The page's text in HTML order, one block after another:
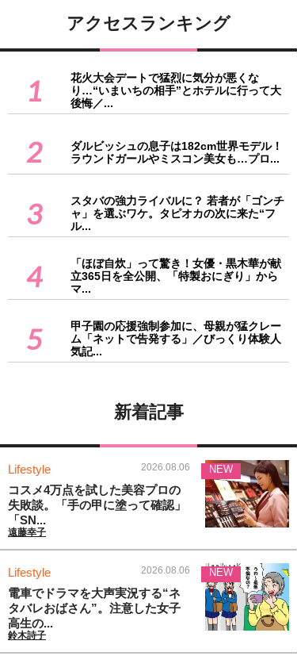
アクセスランキング
1
花火大会デートで猛烈に気分が悪くな
り…“いまいちの相手”とホテルに行って大
後悔／...
2
ダルビッシュの息子は182cm世界モデル！
ラウンドガールやミスコン美女も…プロ...
3
スタバの強力ライバルに？ 若者が「ゴンチ
ャ」を選ぶワケ。タピオカの次に来た“フ
ル...
4
「ほぼ自炊」って驚き！女優・黒木華が献
立365日を全公開、「特製おにぎり」から
マ...
5
甲子園の応援強制参加に、母親が猛クレー
ム「ネットで告発する」／びっくり体験人
気記...
新着記事
Lifestyle 2026.08.06
コスメ4万点を試した美容プロの
失敗談。「手の甲に塗って確認」
「SN...
遠藤幸子
NEW
Lifestyle 2026.08.06
電車でドラマを大声実況する“ネ
タバレおばさん”。注意した女子
高生の...
鈴木詩子
NEW